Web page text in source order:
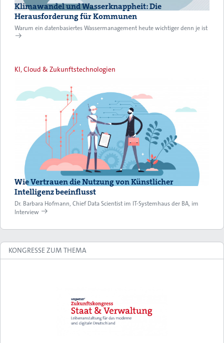
Klimawandel und Wasserknappheit: Die
Herausforderung für Kommunen
Warum ein datenbasiertes Wassermanagement heute wichtiger denn je ist
KI, Cloud & Zukunftstechnologien
Wie Vertrauen die Nutzung von Künstlicher
Intelligenz beeinflusst
Dr. Barbara Hofmann, Chief Data Scientist im IT-Systemhaus der BA, im
Interview
KONGRESSE ZUM THEMA